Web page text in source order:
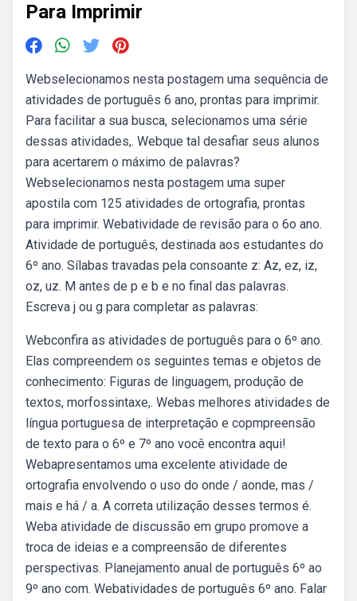
Para Imprimir
Webselecionamos nesta postagem uma sequência de
atividades de português 6 ano, prontas para imprimir.
Para facilitar a sua busca, selecionamos uma série
dessas atividades,. Webque tal desafiar seus alunos
para acertarem o máximo de palavras?
Webselecionamos nesta postagem uma super
apostila com 125 atividades de ortografia, prontas
para imprimir. Webatividade de revisão para o 6o ano.
Atividade de português, destinada aos estudantes do
6º ano. Sílabas travadas pela consoante z: Az, ez, iz,
oz, uz. M antes de p e b e no final das palavras.
Escreva j ou g para completar as palavras:
Webconfira as atividades de português para o 6º ano.
Elas compreendem os seguintes temas e objetos de
conhecimento: Figuras de linguagem, produção de
textos, morfossintaxe,. Webas melhores atividades de
língua portuguesa de interpretação e copmpreensão
de texto para o 6º e 7º ano você encontra aqui!
Webapresentamos uma excelente atividade de
ortografia envolvendo o uso do onde / aonde, mas /
mais e há / a. A correta utilização desses termos é.
Weba atividade de discussão em grupo promove a
troca de ideias e a compreensão de diferentes
perspectivas. Planejamento anual de português 6º ao
9º ano com. Webatividades de português 6º ano. Falar